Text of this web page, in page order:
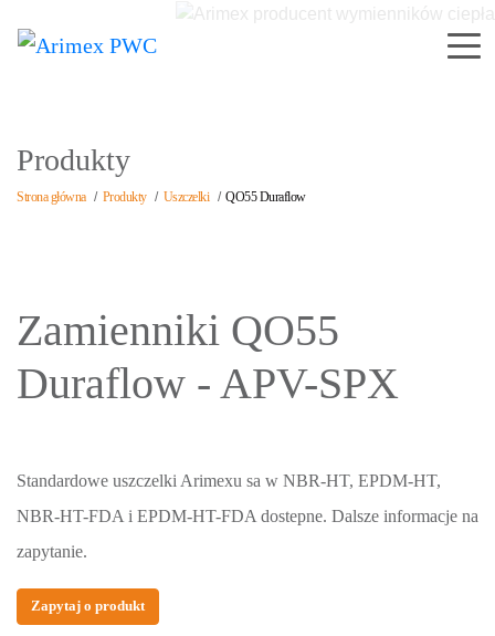
Produkty
Strona główna / Produkty / Uszczelki / QO55 Duraflow
Zamienniki QO55
Duraflow - APV-SPX
Standardowe uszczelki Arimexu sa w NBR-HT, EPDM-HT,
NBR-HT-FDA i EPDM-HT-FDA dostepne. Dalsze informacje na
zapytanie.
Zapytaj o produkt